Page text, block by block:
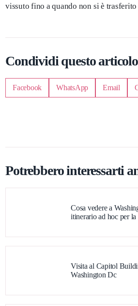
vissuto fino a quando non si è
Condividi questo articolo
Facebook WhatsApp Email
Potrebbero interessarti
Cosa vedere a
itinerario ad hoc per la
Visita al Capitol
Washington Dc